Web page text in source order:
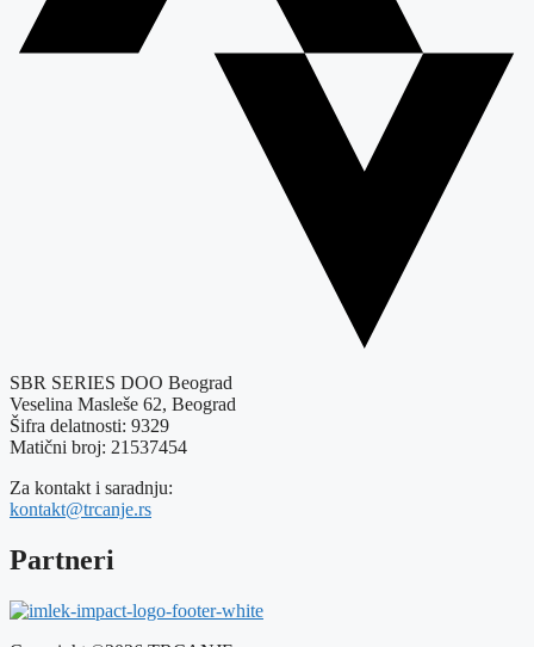
SBR SERIES DOO Beograd
Veselina Masleše 62, Beograd
Šifra delatnosti: 9329
Matični broj: 21537454
Za kontakt i saradnju:
kontakt@trcanje.rs
Partneri